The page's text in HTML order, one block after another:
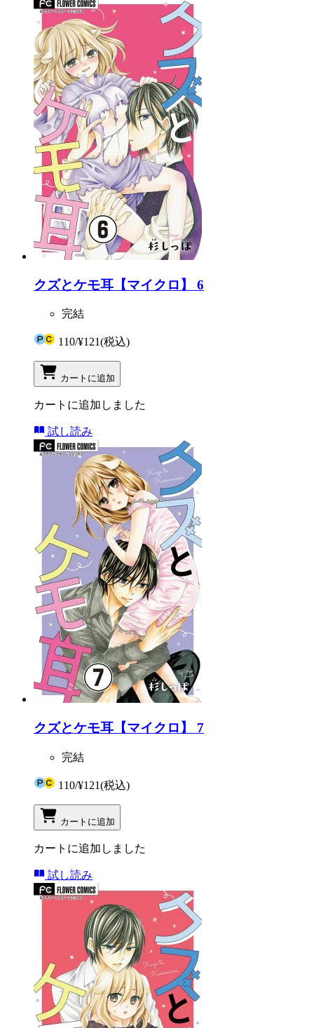
クズとケモ耳【マイクロ】 6
完結
110/¥121(税込)
カートに追加
カートに追加しました
試し読み
クズとケモ耳【マイクロ】 7
完結
110/¥121(税込)
カートに追加
カートに追加しました
試し読み